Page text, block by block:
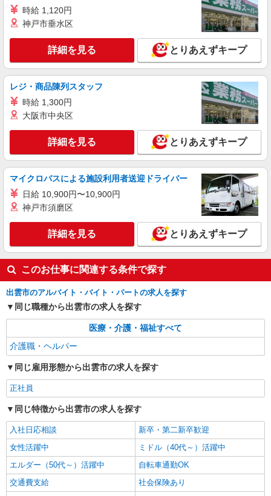
時給 1,120円
神戸市垂水区
詳細を見る とりあえずキープ
レジ・商品陳列スタッフ
時給 1,300円
大阪市中央区
詳細を見る とりあえずキープ
マイクロバスによる施設利用者送迎ドライバー
日給 10,900円〜10,900円
神戸市須磨区
詳細を見る とりあえずキープ
このお仕事に関連する条件で探す
出雲市のアルバイト・バイト・パートの求人を探す
同じ職種から出雲市の求人を探す
医療・介護・福祉すべて
介護職・ヘルパー
同じ雇用形態から出雲市の求人を探す
正社員
同じ特徴から出雲市の求人を探す
入社日応相談
新卒・第二新卒歓迎
女性活躍中
ミドル（40代～）活躍中
エルダー（50代～）活躍中
自転車通勤OK
交通費支給
社会保険あり